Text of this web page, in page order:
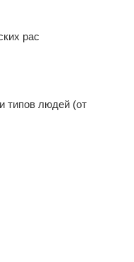
рас
типов людей (от